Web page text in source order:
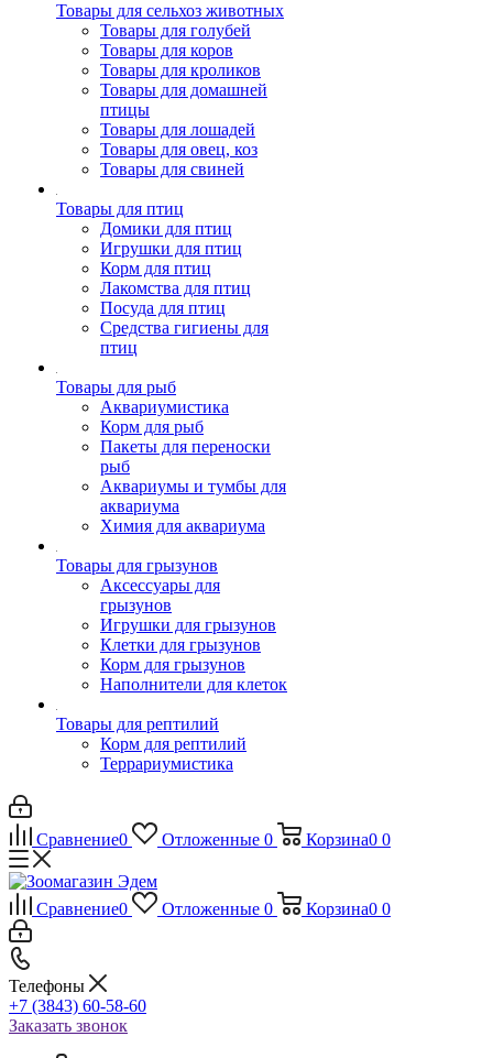
Товары для сельхоз животных
Товары для голубей
Товары для коров
Товары для кроликов
Товары для домашней
птицы
Товары для лошадей
Товары для овец, коз
Товары для свиней
Товары для птиц
Домики для птиц
Игрушки для птиц
Корм для птиц
Лакомства для птиц
Посуда для птиц
Средства гигиены для
птиц
Товары для рыб
Аквариумистика
Корм для рыб
Пакеты для переноски
рыб
Аквариумы и тумбы для
аквариума
Химия для аквариума
Товары для грызунов
Аксессуары для
грызунов
Игрушки для грызунов
Клетки для грызунов
Корм для грызунов
Наполнители для клеток
Товары для рептилий
Корм для рептилий
Террариумистика
Сравнение0 Отложенные 0 Корзина0 0
Сравнение0 Отложенные 0 Корзина0 0
Телефоны
+7 (3843) 60-58-60
Заказать звонок